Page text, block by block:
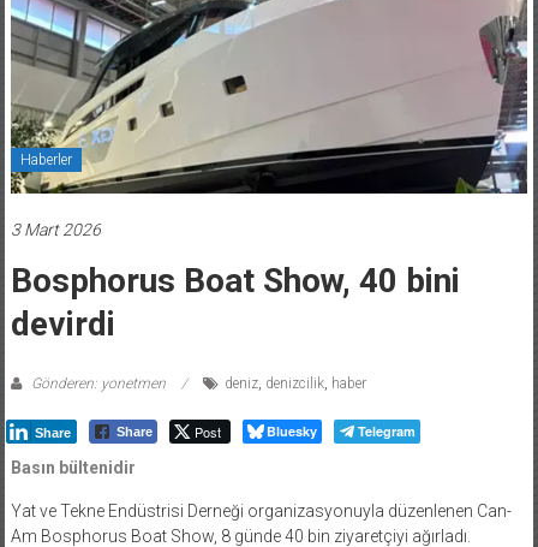
Haberler
3 Mart 2026
Bosphorus Boat Show, 40 bini
devirdi
Gönderen: yonetmen deniz, denizcilik, haber
Share Share Post Bluesky Telegram
Basın bültenidir
Yat ve Tekne Endüstrisi Derneği organizasyonuyla düzenlenen Can-
Am Bosphorus Boat Show, 8 günde 40 bin ziyaretçiyi ağırladı.